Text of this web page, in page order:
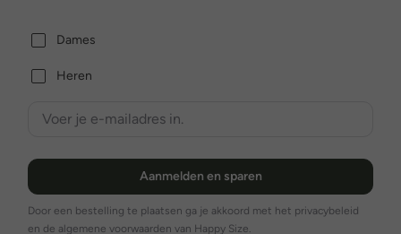
Dames
Heren
Aanmelden en sparen
Door een bestelling te plaatsen ga je akkoord met het privacybeleid
en de algemene voorwaarden van Happy Size.